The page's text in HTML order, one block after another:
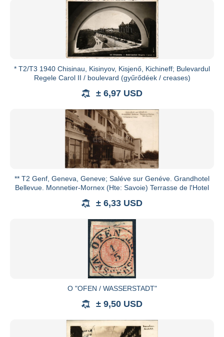
Vedi tutti i cataloghi
* T2/T3 1940 Chisinau, Kisinyov, Kisjenő, Kichineff; Bulevardul
Regele Carol II / boulevard (gyűrődéek / creases)
± 6,97 USD
** T2 Genf, Geneva, Geneve; Saléve sur Genéve. Grandhotel
Bellevue. Monnetier-Mornex (Hte: Savoie) Terrasse de l'Hotel
± 6,33 USD
O "OFEN / WASSERSTADT"
± 9,50 USD